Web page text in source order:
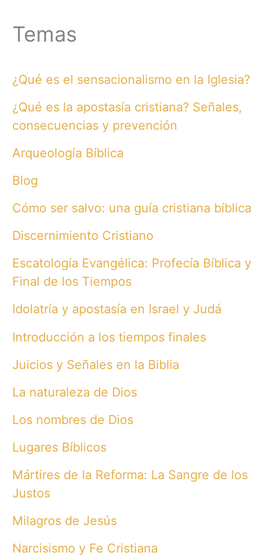
Temas
¿Qué es el sensacionalismo en la Iglesia?
¿Qué es la apostasía cristiana? Señales,
consecuencias y prevención
Arqueología Bíblica
Blog
Cómo ser salvo: una guía cristiana bíblica
Discernimiento Cristiano
Escatología Evangélica: Profecía Bíblica y
Final de los Tiempos
Idolatría y apostasía en Israel y Judá
Introducción a los tiempos finales
Juicios y Señales en la Biblia
La naturaleza de Dios
Los nombres de Dios
Lugares Bíblicos
Mártires de la Reforma: La Sangre de los
Justos
Milagros de Jesús
Narcisismo y Fe Cristiana